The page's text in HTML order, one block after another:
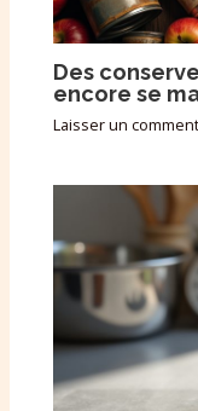
Des
encore se
Laisser un